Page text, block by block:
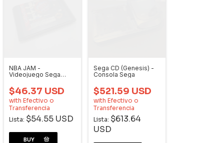
NBA JAM -
Videojuego Sega
$46.37 USD
with Efectivo o
Transferencia
Lista: $54.55 USD
Sega CD (Genesis) -
Consola Sega
$521.59 USD
with Efectivo o
Transferencia
Lista: $613.64
USD